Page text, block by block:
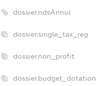
dossier.ndsAnnul
dossier.single_tax_reg
dossier.non_profit
dossier.budget_dotation